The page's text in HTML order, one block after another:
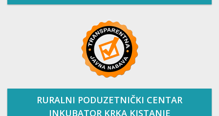
RURALNI PODUZETNIČKI CENTAR
INKUBATOR KRKA KISTANJE